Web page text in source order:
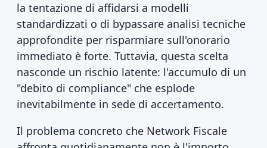
la tentazione di affidarsi a modelli
standardizzati o di bypassare analisi tecniche
approfondite per risparmiare sull'onorario
immediato è forte. Tuttavia, questa scelta
nasconde un rischio latente: l'accumulo di un
"debito di compliance" che esplode
inevitabilmente in sede di accertamento.
Il problema concreto che Network Fiscale